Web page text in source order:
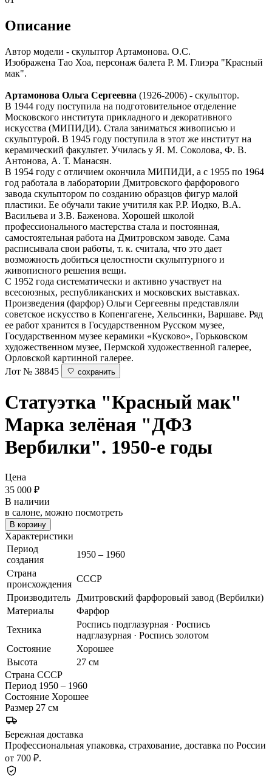
Описание
Автор модели - скульптор Артамонова. О.С.
Изображена Тао Хоа, персонаж балета Р. М. Глиэра "Красный
мак".
Артамонова Ольга Сергеевна (1926-2006) - скульптор.
В 1944 году поступила на подготовительное отделение
Московского института прикладного и декоративного
искусства (МИПИДИ). Стала заниматься живописью и
скульптурой. В 1945 году поступила в этот же институт на
керамический факультет. Училась у Я. М. Соколова, Ф. В.
Антонова, А. Т. Манасян.
В 1954 году с отличием окончила МИПИДИ, а с 1955 по 1964
год работала в лаборатории Дмитровского фарфорового
завода скульптором по созданию образцов фигур малой
пластики. Ее обучали такие учитиля как Р.Р. Иодко, В.А.
Васильева и З.В. Баженова. Хорошей школой
профессионального мастерства стала и постоянная,
самостоятельная работа на Дмитровском заводе. Сама
расписывала свои работы, т. к. считала, что это дает
возможность добиться целостности скульптурного и
живописного решения вещи.
С 1952 года систематически и активно участвует на
всесоюзных, республиканских и московских выставках.
Произведения (фарфор) Ольги Сергеевны представляли
советское искусство в Копенгагене, Хельсинки, Варшаве. Ряд
ее работ хранится в Государственном Русском музее,
Государственном музее керамики «Кусково», Горьковском
художественном музее, Пермской художественной галерее,
Орловской картинной галерее.
Лот № 38845
сохранить
Статуэтка "Красный мак"
Марка зелёная "ДФЗ
Вербилки". 1950-е годы
Цена
35 000 ₽
В наличии
в салоне, можно посмотреть
В корзину
Характеристики
Период
создания
1950 – 1960
Страна
происхождения
СССР
Производитель
Дмитровский фарфоровый завод (Вербилки)
Материалы
Фарфор
Техника
Роспись подглазурная · Роспись
надглазурная · Роспись золотом
Состояние
Хорошее
Высота
27 см
Страна СССР
Период 1950 – 1960
Состояние Хорошее
Размер 27 см
Бережная доставка
Профессиональная упаковка, страхование, доставка по России
от 700 ₽.